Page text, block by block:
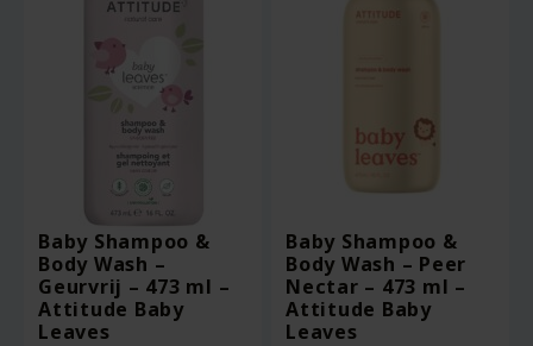
Baby Shampoo &
Body Wash –
Geurvrij – 473 ml –
Attitude Baby
Leaves
Baby Shampoo &
Body Wash – Peer
Nectar – 473 ml –
Attitude Baby
Leaves